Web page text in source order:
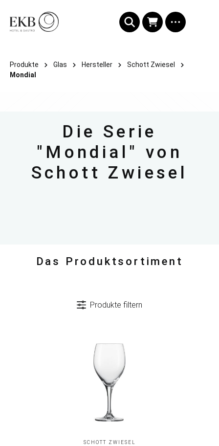
Produkte Glas Hersteller
Schott Zwiesel
Mondial
Die Serie
"Mondial" von
Schott Zwiesel
Das Produktsortiment
Produkte filtern
SCHOTT ZWIESEL